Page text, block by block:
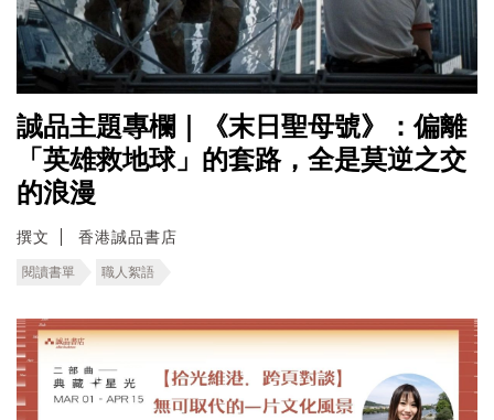
誠品主題專欄｜《末日聖母號》：偏離
「英雄救地球」的套路，全是莫逆之交
的浪漫
撰文 香港誠品書店
閱讀書單 職人絮語